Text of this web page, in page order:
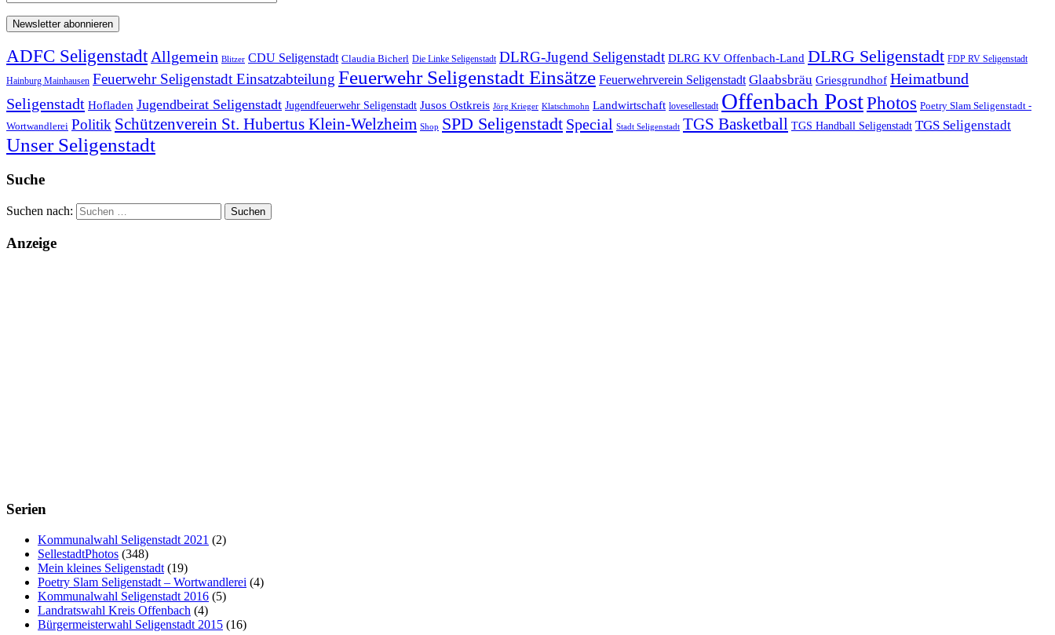
ADFC SeligenstadtAllgemein Blitzer CDU Seligenstadt Claudia Bicherl Die Linke Seligenstadt DLRG-Jugend Seligenstadt DLRG KV Offenbach-Land DLRG Seligenstadt FDP RV Seligenstadt
Hainburg Mainhausen Feuerwehr Seligenstadt Einsatzabteilung Feuerwehr Seligenstadt Einsätze Feuerwehrverein Seligenstadt Glaabsbräu Griesgrundhof Heimatbund
Seligenstadt Hofladen Jugendbeirat Seligenstadt Jugendfeuerwehr Seligenstadt Jusos Ostkreis Jörg Krieger Klatschmohn Landwirtschaft lovesellestadt Offenbach PostPhotos Poetry Slam Seligenstadt -
Wortwandlerei Politik Schützenverein St. Hubertus Klein-Welzheim Shop SPD Seligenstadt Special Stadt Seligenstadt TGS Basketball TGS Handball Seligenstadt TGS Seligenstadt
Unser Seligenstadt
Suche
Suchen nach:
Anzeige
Serien
Kommunalwahl Seligenstadt 2021 (2)
SellestadtPhotos (348)
Mein kleines Seligenstadt (19)
Poetry Slam Seligenstadt – Wortwandlerei (4)
Kommunalwahl Seligenstadt 2016 (5)
Landratswahl Kreis Offenbach (4)
Bürgermeisterwahl Seligenstadt 2015 (16)